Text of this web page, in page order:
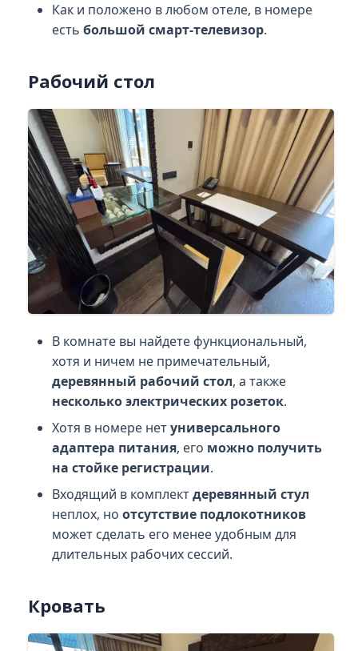
Как и положено в любом отеле, в номере
есть большой смарт-телевизор.
Рабочий стол
В комнате вы найдете функциональный,
хотя и ничем не примечательный,
деревянный рабочий стол, а также
несколько электрических розеток.
Хотя в номере нетуниверсального
адаптера питания, его можно получить
на стойке регистрации.
Входящий в комплектдеревянный стул
неплох, но отсутствие подлокотников
может сделать его менее удобным для
длительных рабочих сессий.
Кровать